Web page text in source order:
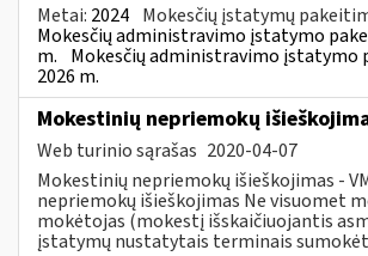
Metai: 2024 Mokesčių įstatymų
Mokesčių administravimo įstatymo
m. Mokesčių administravimo įstatymo
2026 m.
Mokestinių nepriemokų
Web turinio sąrašas 2020-04-07
Mokestinių nepriemokų išieškojimas -
nepriemokų išieškojimas Ne visuomet
mokėtojas (mokestį išskaičiuojantis
įstatymų nustatytais terminais